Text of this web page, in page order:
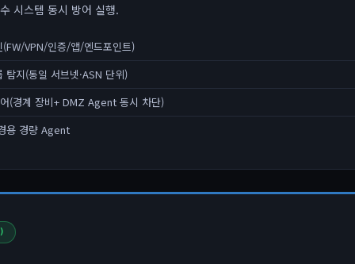
시스템 동시 방어 실행.
(FW/VPN/인증/앱/엔드포인트)
탐지(동일 서브넷·ASN 단위)
(경계 장비+ DMZ Agent 동시 차단)
용 경량 Agent